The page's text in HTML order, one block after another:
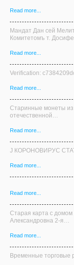
Read more...
Мандат Дан сей
Комитетомъ т.
Read more...
Verification:
Read more...
Старинные монеты из
отечественной…
Read more...
J КОРОНОВИРУС
Read more...
Read more...
Старая карта с
Александровна 2-я…
Read more...
Временные торговые